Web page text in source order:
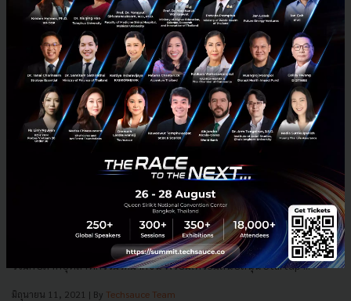
NIA หนุนพื้นที่ EEC เป็น Sandbox แห่งใหม่ พร้อมเดินเกมปั้น
Startup สาย ARI Tech ชี้มูลค่าสูงถึง 3 แสนล้านเหรียญ
"NIA Deep Tech Incubation Program @EEC" โครงการเตรียมสร้าง
Sandbox แห่งใหม่ในการสานฝัน Startup ไทยให้เติบโต และมีการทำงาน
ร่วมกับภาคอุตสาหกรรมได้มากขึ้น พร้อมเตรียมสนับสนุน Startup ...
มิถุนายน 11, 2021 | By Techsauce Team